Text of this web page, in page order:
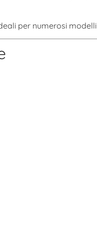
per numerosi modelli